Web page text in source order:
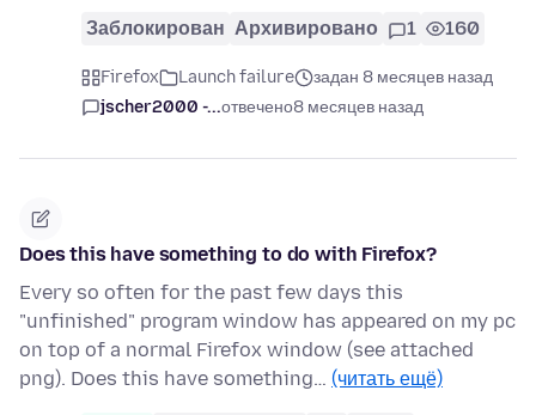
Заблокирован Архивировано 1 160
Firefox Launch failure
задан 8 месяцев назад
jscher2000 -...отвечено8 месяцев назад
Does this have something to do with Firefox?
Every so often for the past few days this
"unfinished" program window has appeared on my pc
on top of a normal Firefox window (see attached
png). Does this have something… (читать ещё)